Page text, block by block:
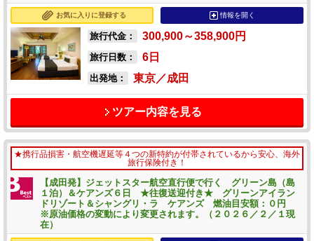
お気に入りに登録する 情報を開く
旅行代金： 300,900～358,900円
旅行日数： 6 日
出発地： 東京／成田
ツアー内容を見る
★携行品損害・航空機遅延等４つの新特約が付帯されているから安心、海外
旅行保険付き！
【成田発】ジェットスター航空直行便で行く グリーン島（島
１泊）＆ケアンズ６日 ★往復送迎付き★ グリーンアイラン
ドリゾート＆シャングリ・ラ ケアンズ 燃油目安額：０円
※原油価格の変動により変更されます。（２０２６／２／１現
在）